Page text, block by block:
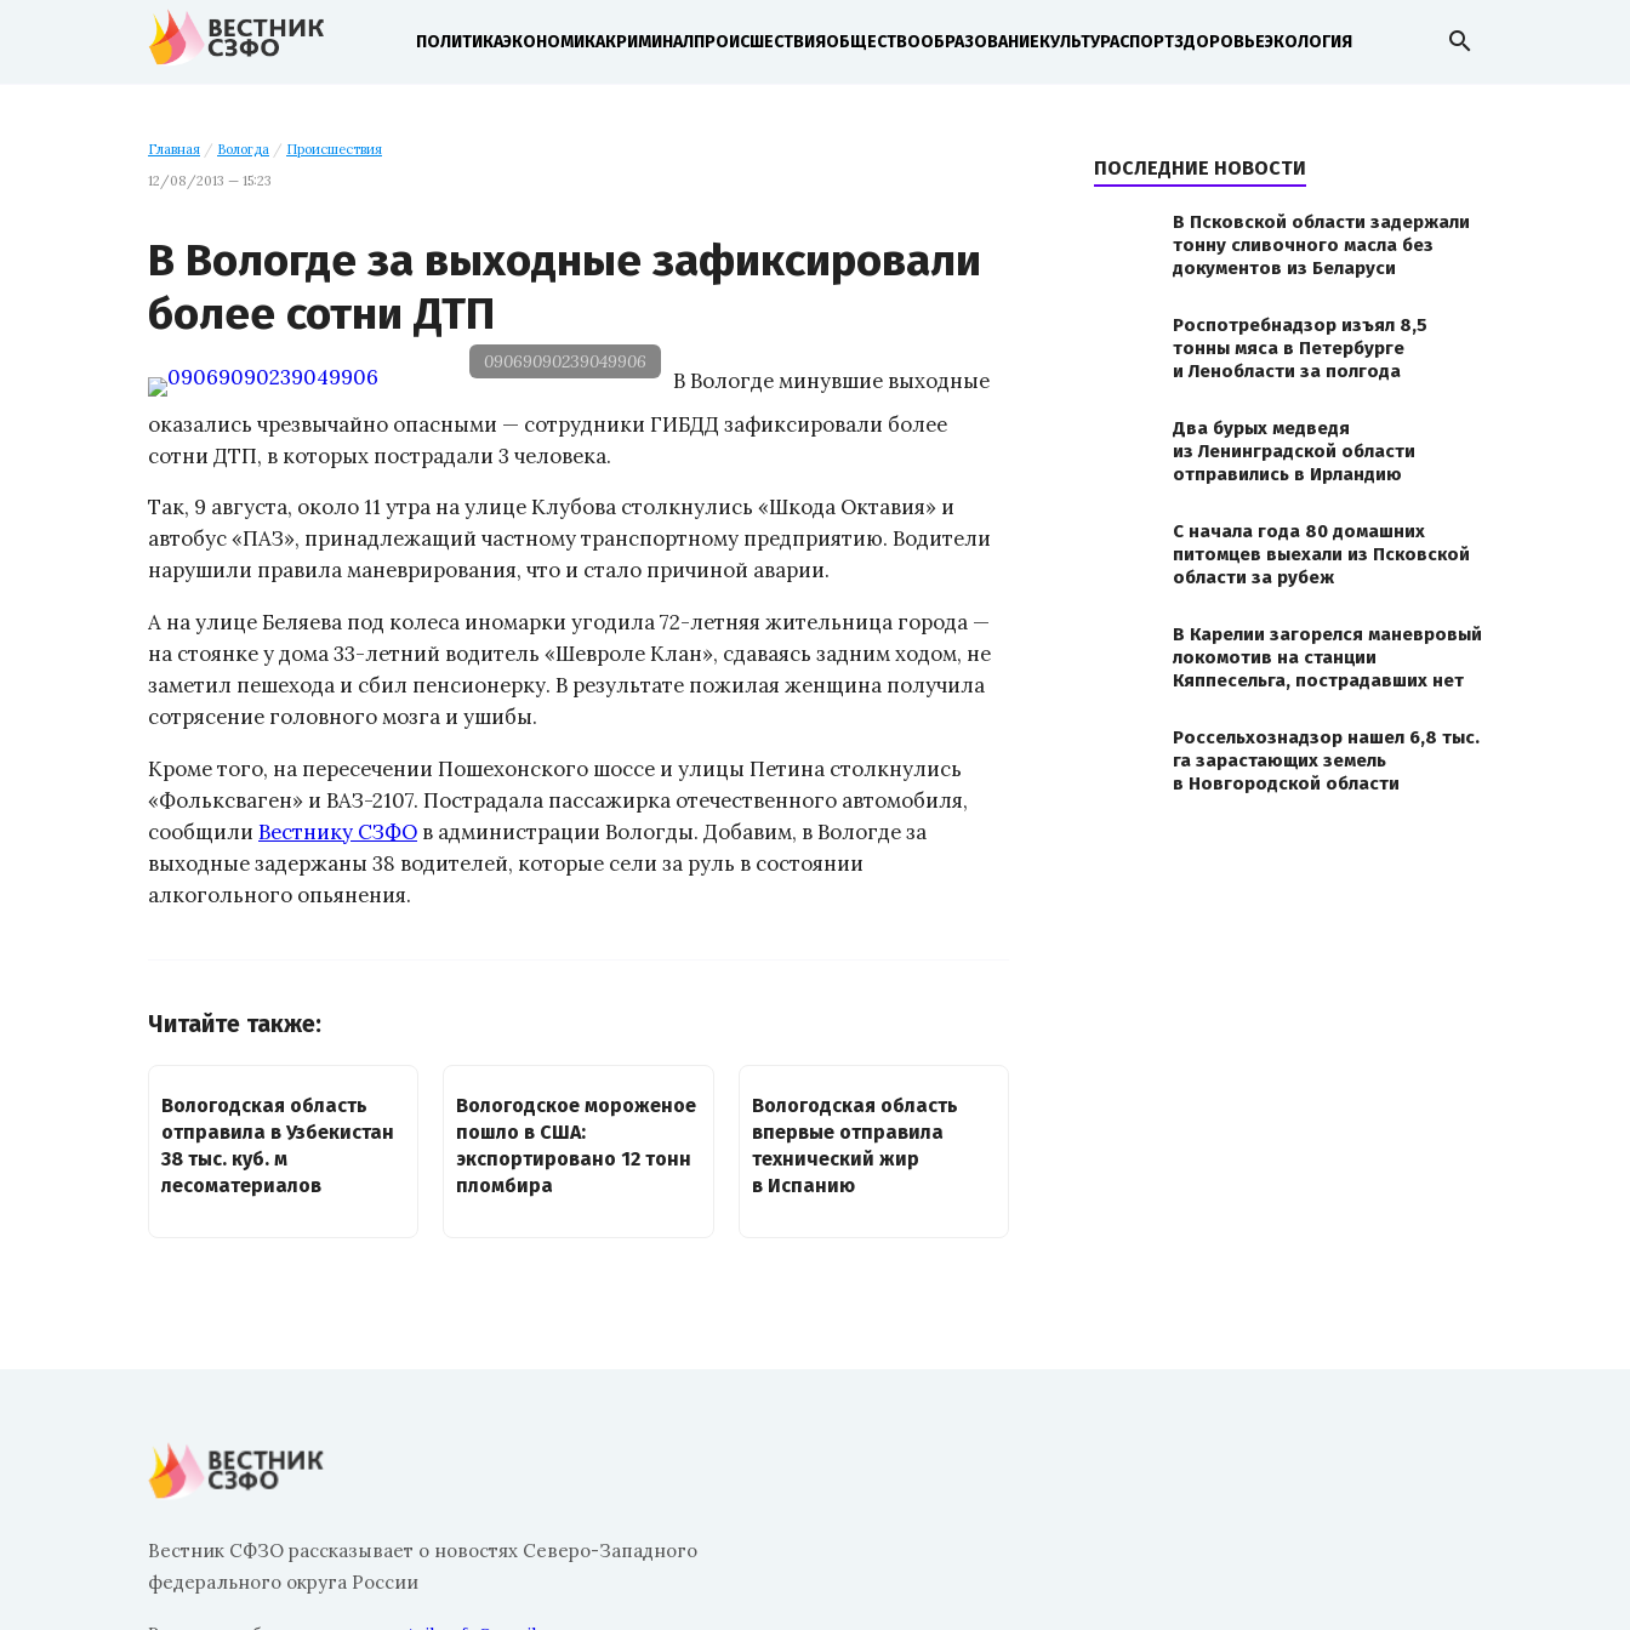
ПОЛИТИКАЭКОНОМИКАКРИМИНАЛПРОИСШЕСТВИЯОБЩЕСТВООБРАЗОВАНИЕКУЛЬТУРАСПОРТЗДОРОВЬЕЭКОЛОГИЯ search
Главная / Вологда / Происшествия
12/08/2013 — 15:23
В Вологде за выходные зафиксировали
более сотни ДТП
09069090239049906
В Вологде минувшие выходные
оказались чрезвычайно опасными — сотрудники ГИБДД зафиксировали более
сотни ДТП, в которых пострадали 3 человека.
Так, 9 августа, около 11 утра на улице Клубова столкнулись «Шкода Октавия» и
автобус «ПАЗ», принадлежащий частному транспортному предприятию. Водители
нарушили правила маневрирования, что и стало причиной аварии.
А на улице Беляева под колеса иномарки угодила72-летняя жительница города —
на стоянке у дома33-летний водитель «Шевроле Клан», сдаваясь задним ходом, не
заметил пешехода и сбил пенсионерку. В результате пожилая женщина получила
сотрясение головного мозга и ушибы.
Кроме того, на пересечении Пошехонского шоссе и улицы Петина столкнулись
«Фольксваген» и ВАЗ-2107. Пострадала пассажирка отечественного автомобиля,
сообщили Вестнику СЗФО в администрации Вологды. Добавим, в Вологде за
выходные задержаны 38 водителей, которые сели за руль в состоянии
алкогольного опьянения.
Читайте также:
Вологодская область
отправила в Узбекистан
38 тыс. куб. м
лесоматериалов
Вологодское мороженое
пошло в США:
экспортировано 12 тонн
пломбира
Вологодская область
впервые отправила
технический жир
в Испанию
ПОСЛЕДНИЕ НОВОСТИ
В Псковской области задержали
тонну сливочного масла без
документов из Беларуси
Роспотребнадзор изъял 8,5
тонны мяса в Петербурге
и Ленобласти за полгода
Два бурых медведя
из Ленинградской области
отправились в Ирландию
С начала года 80 домашних
питомцев выехали из Псковской
области за рубеж
В Карелии загорелся маневровый
локомотив на станции
Кяппесельга, пострадавших нет
Россельхознадзор нашел 6,8 тыс.
га зарастающих земель
в Новгородской области
Вестник СФЗО рассказывает о новостях Северо-Западного
федерального округа России